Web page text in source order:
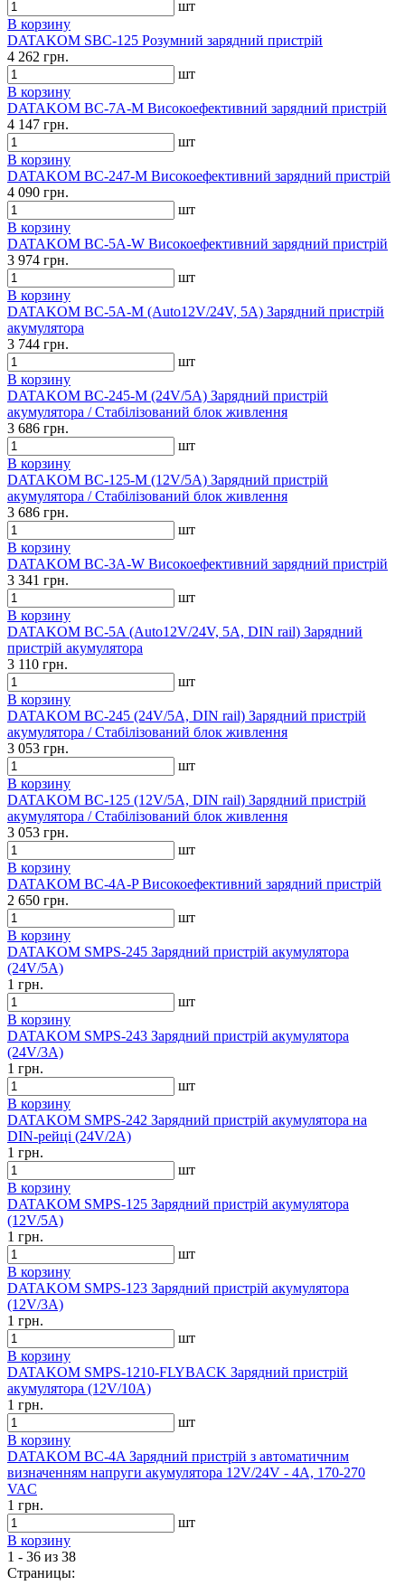
шт
В корзину
DATAKOM SBC-125 Розумний зарядний пристрій
4 262 грн.
шт
В корзину
DATAKOM BC-7A-M Високоефективний зарядний пристрій
4 147 грн.
шт
В корзину
DATAKOM BC-247-M Високоефективний зарядний пристрій
4 090 грн.
шт
В корзину
DATAKOM BC-5A-W Високоефективний зарядний пристрій
3 974 грн.
шт
В корзину
DATAKOM BC-5A-M (Auto12V/24V, 5A) Зарядний пристрій
акумулятора
3 744 грн.
шт
В корзину
DATAKOM BC-245-M (24V/5A) Зарядний пристрій
акумулятора / Стабілізований блок живлення
3 686 грн.
шт
В корзину
DATAKOM BC-125-M (12V/5A) Зарядний пристрій
акумулятора / Стабілізований блок живлення
3 686 грн.
шт
В корзину
DATAKOM BC-3A-W Високоефективний зарядний пристрій
3 341 грн.
шт
В корзину
DATAKOM BC-5A (Auto12V/24V, 5A, DIN rail) Зарядний
пристрій акумулятора
3 110 грн.
шт
В корзину
DATAKOM BC-245 (24V/5A, DIN rail) Зарядний пристрій
акумулятора / Стабілізований блок живлення
3 053 грн.
шт
В корзину
DATAKOM BC-125 (12V/5A, DIN rail) Зарядний пристрій
акумулятора / Стабілізований блок живлення
3 053 грн.
шт
В корзину
DATAKOM BC-4A-P Високоефективний зарядний пристрій
2 650 грн.
шт
В корзину
DATAKOM SMPS-245 Зарядний пристрій акумулятора
(24V/5A)
1 грн.
шт
В корзину
DATAKOM SMPS-243 Зарядний пристрій акумулятора
(24V/3A)
1 грн.
шт
В корзину
DATAKOM SMPS-242 Зарядний пристрій акумулятора на
DIN-рейці (24V/2A)
1 грн.
шт
В корзину
DATAKOM SMPS-125 Зарядний пристрій акумулятора
(12V/5A)
1 грн.
шт
В корзину
DATAKOM SMPS-123 Зарядний пристрій акумулятора
(12V/3A)
1 грн.
шт
В корзину
DATAKOM SMPS-1210-FLYBACK Зарядний пристрій
акумулятора (12V/10A)
1 грн.
шт
В корзину
DATAKOM BC-4A Зарядний пристрій з автоматичним
визначенням напруги акумулятора 12V/24V - 4A, 170-270
VAC
1 грн.
шт
В корзину
1 - 36 из 38
Страницы: